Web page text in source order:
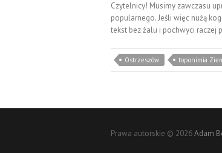
Czytelnicy! Musimy zawczasu
popularnego. Jeśli więc nużą
tekst bez żalu i pochwyci
Ostrzeszów toponimia
Prawa autorskie © 2026Adam